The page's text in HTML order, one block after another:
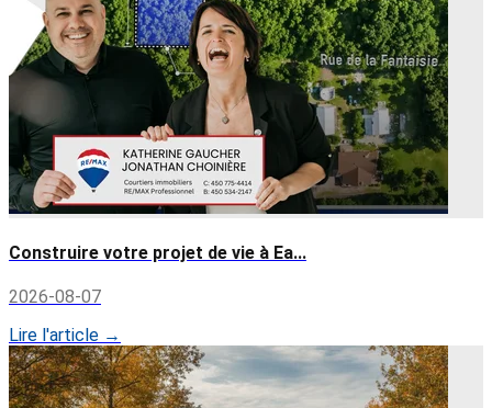
Construire votre projet de vie à Ea...
2026-08-07
Lire l'article →